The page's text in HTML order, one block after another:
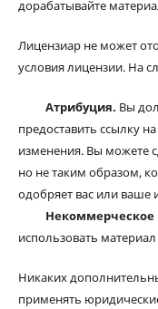
дорабатывайте
Лицензиар не может
условия лицензии. На
Атрибуция. Вы
предоставить ссылку
изменения. Вы можете
но не таким образом,
одобряет вас или ваше
Некоммерческое
использовать
Никаких
применять